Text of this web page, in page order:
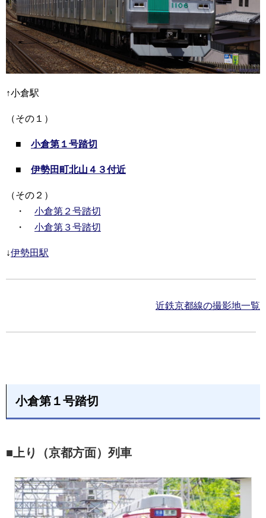
↑小倉駅
（その１）
■ 小倉第１号踏切
■ 伊勢田町北山４３付近
（その２）
・ 小倉第２号踏切
・ 小倉第３号踏切
↓伊勢田駅
近鉄京都線の撮影地一覧
小倉第１号踏切
■上り（京都方面）列車